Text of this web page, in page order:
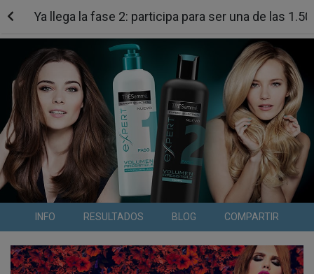
Ya llega la fase 2: participa para ser una de las
INFO RESULTADOS BLOG COMPARTIR